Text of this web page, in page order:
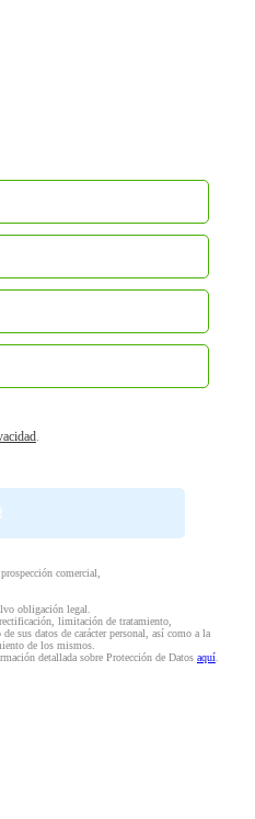
.
comercial,
obligación legal.
limitación de tratamiento,
sus datos de carácter personal, así como a la
de los mismos.
detallada sobre Protección de Datos aquí.